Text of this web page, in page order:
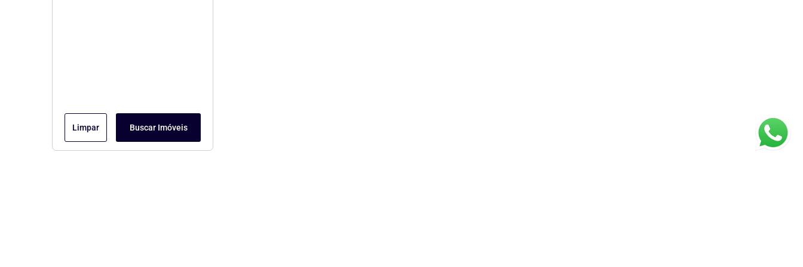
Limpar Buscar Imóveis